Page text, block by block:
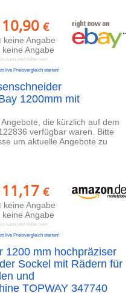
€
keine Angabe
keine Angabe
kann jetzt höher sein
live Preisvergleich starten!
1200mm mit
die kürzlich auf dem
verfügbar waren. Bitte
um aktuelle Angebote zu
€
keine Angabe
keine Angabe
kann jetzt höher sein
live Preisvergleich starten!
1200 mm hochpräziser
Sockel mit Rädern für
und
TOPWAY 347740